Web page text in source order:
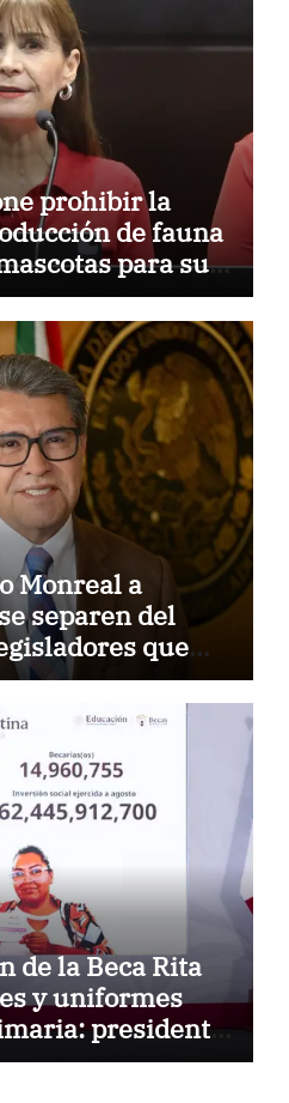
prohibir la
de fauna
para su
Monreal a
separen del
que
de la Beca Rita
y uniformes
presidenta